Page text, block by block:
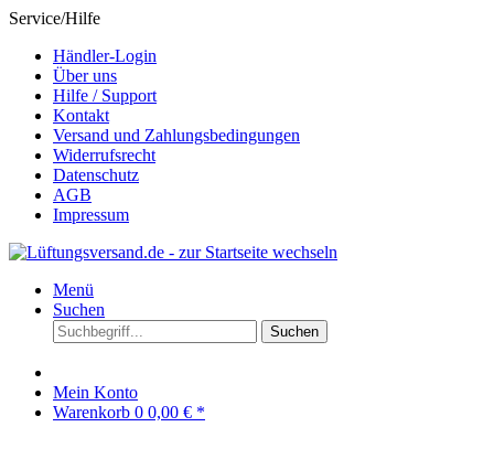
Service/Hilfe
Händler-Login
Über uns
Hilfe / Support
Kontakt
Versand und Zahlungsbedingungen
Widerrufsrecht
Datenschutz
AGB
Impressum
Menü
Suchen
Suchen
Mein Konto
Warenkorb 0 0,00 € *